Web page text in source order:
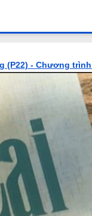
(P22) - Chương